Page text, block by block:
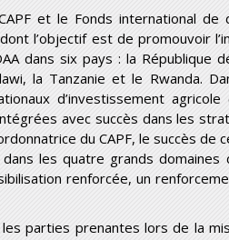
et le Fonds international de
l’objectif est de promouvoir
dans six pays : la République
la Tanzanie et le Rwanda.
d’investissement agricole
avec succès dans les
du CAPF, le succès de
les quatre grands domaines
renforcée, un
parties prenantes lors de la